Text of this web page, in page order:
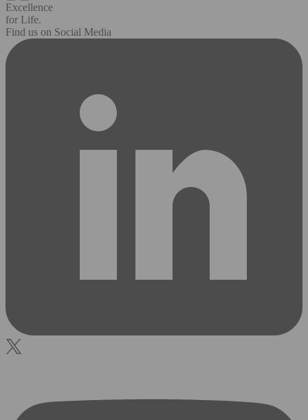
Excellence
for Life.
Find us on Social Media